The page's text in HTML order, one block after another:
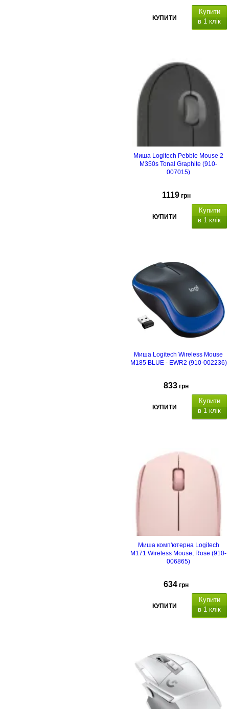
КУПИТИ
Купити
в 1 клік
Миша Logitech Pebble Mouse 2
M350s Tonal Graphite (910-
007015)
1119 грн
КУПИТИ
Купити
в 1 клік
Миша Logitech Wireless Mouse
M185 BLUE - EWR2 (910-002236)
833 грн
КУПИТИ
Купити
в 1 клік
Миша комп'ютерна Logitech
M171 Wireless Mouse, Rose (910-
006865)
634 грн
КУПИТИ
Купити
в 1 клік